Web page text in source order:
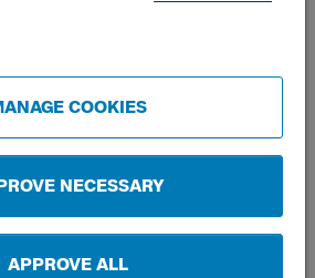
COOKIES
NECESSARY
APPROVE ALL
B